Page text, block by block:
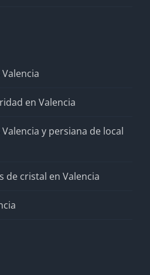
en Valencia
y persiana de local
de cristal en Valencia